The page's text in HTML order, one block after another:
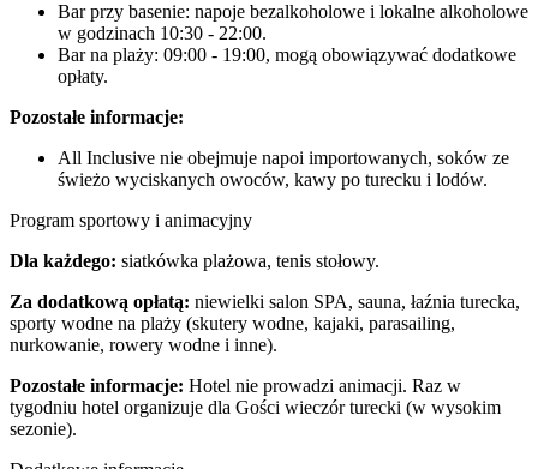
Bar przy basenie: napoje bezalkoholowe i lokalne alkoholowe
w godzinach 10:30 - 22:00.
Bar na plaży: 09:00 - 19:00, mogą obowiązywać dodatkowe
opłaty.
Pozostałe informacje:
All Inclusive nie obejmuje napoi importowanych, soków ze
świeżo wyciskanych owoców, kawy po turecku i lodów.
Program sportowy i animacyjny
Dla każdego: siatkówka plażowa, tenis stołowy.
Za dodatkową opłatą: niewielki salon SPA, sauna, łaźnia turecka,
sporty wodne na plaży (skutery wodne, kajaki, parasailing,
nurkowanie, rowery wodne i inne).
Pozostałe informacje: Hotel nie prowadzi animacji. Raz w
tygodniu hotel organizuje dla Gości wieczór turecki (w wysokim
sezonie).